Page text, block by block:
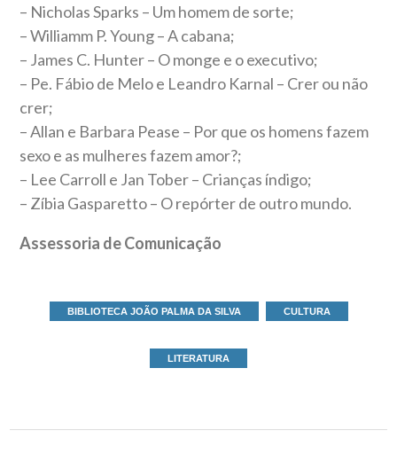
– Nicholas Sparks – Um homem de sorte;
– Williamm P. Young – A cabana;
– James C. Hunter – O monge e o executivo;
– Pe. Fábio de Melo e Leandro Karnal – Crer ou não
crer;
– Allan e Barbara Pease – Por que os homens fazem
sexo e as mulheres fazem amor?;
– Lee Carroll e Jan Tober – Crianças índigo;
– Zíbia Gasparetto – O repórter de outro mundo.
Assessoria de Comunicação
BIBLIOTECA JOÃO PALMA DA SILVA CULTURA
LITERATURA